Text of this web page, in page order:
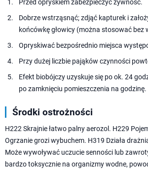
Przed opryskiem zabezpieczyć żywność.
Dobrze wstrząsnąć; zdjąć kapturek i
końcówkę głowicy (można stosować bez
Opryskiwać bezpośrednio miejsca
Przy dużej liczbie pająków czynności
Efekt biobójczy uzyskuje się po ok. 24
po zamknięciu pomieszczenia na godzinę.
Środki ostrożności
H222 Skrajnie łatwo palny aerozol. H229
Ogrzanie grozi wybuchem. H319 Działa
Może wywoływać uczucie senności lub
bardzo toksycznie na organizmy wodne,